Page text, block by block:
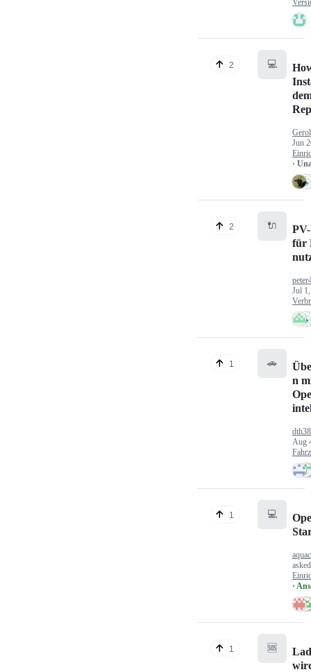
2 💻
Jun
·
2 🔌
für
Jul
1 🚗
n
Aug
1 💻
·
1 🆘